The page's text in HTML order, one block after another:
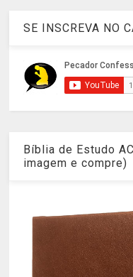
SE INSCREVA NO
Bíblia de Estudo
imagem e compre)